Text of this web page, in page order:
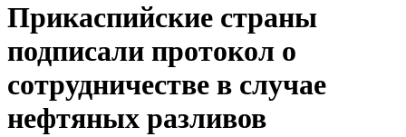
Прикаспийские страны
подписали протокол о
сотрудничестве в случае
нефтяных разливов